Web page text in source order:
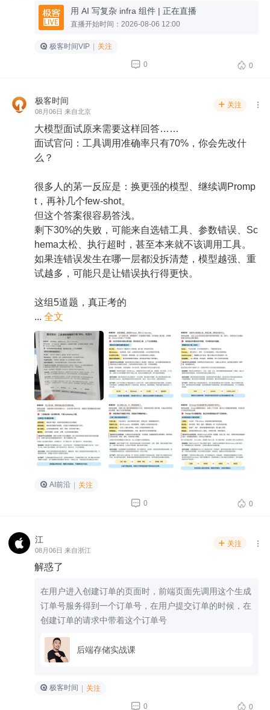
用 AI 写复杂 infra 组件 | 正在直播
直播开始时间：2026-08-06 12:00
 极客时间VIP | 关注
 0 0
极客时间
08月06日 来自北京
 关注 
大模型面试原来需要这样回答……
面试官问：工具调用准确率只有70%，你会先改什
么？
很多人的苐一反应是：换更强的模型、继续调Promp
t，再补几个few-shot。
但这个答案很容易答浅。
剩下30%的失败，可能来自选错工具、参数错误、Sc
hema太松、执行超时，甚至本来就不该调用工具。
如果连错误发生在哪一层都没拆清楚，模型越强、重
试越多，可能只是让错误执行得更快。
这组5道题，真正考的
... 全文
 AI前沿 | 关注
 0 0
江
08月06日 来自浙江
 关注 
解惑了
在用户进入创建订单的页面时，前端页面先调用这个生成
订单号服务得到一个订单号，在用户提交订单的时候，在
创建订单的请求中带着这个订单号
后端存储实战课
 极客时间 | 关注
 0 0